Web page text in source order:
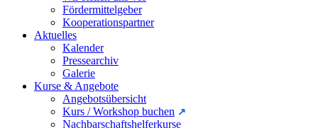
Fördermittelgeber
Kooperationspartner
Aktuelles
Kalender
Pressearchiv
Galerie
Kurse & Angebote
Angebotsübersicht
Kurs / Workshop buchen
Nachbarschaftshelferkurse